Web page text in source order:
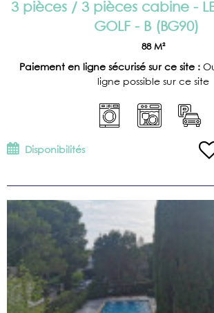
3 pièces / 3 pièces cabine -
GOLF - B ( BG90)
88 M²
Paiement en ligne sécurisé sur ce site :
ligne possible sur ce site
Disponibilités